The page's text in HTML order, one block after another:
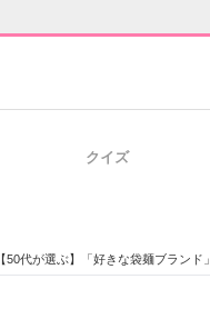
クイズ
【50代が選ぶ】「好きな袋麺ブランド